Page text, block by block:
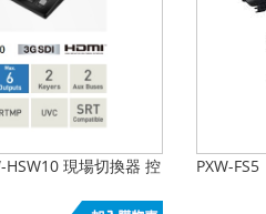
現場切換器 控
PXW-FS5